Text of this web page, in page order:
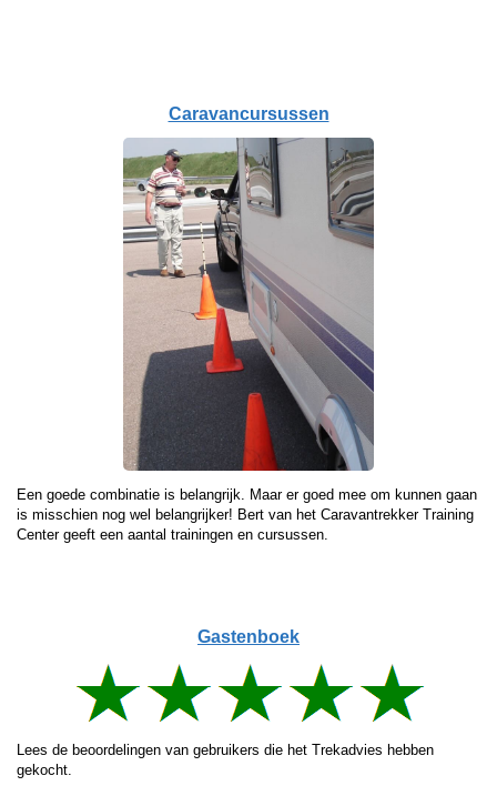
Caravancursussen
Een goede combinatie is belangrijk. Maar er goed mee om kunnen gaan
is misschien nog wel belangrijker! Bert van het Caravantrekker Training
Center geeft een aantal trainingen en cursussen.
Gastenboek
Lees de beoordelingen van gebruikers die het Trekadvies hebben
gekocht.